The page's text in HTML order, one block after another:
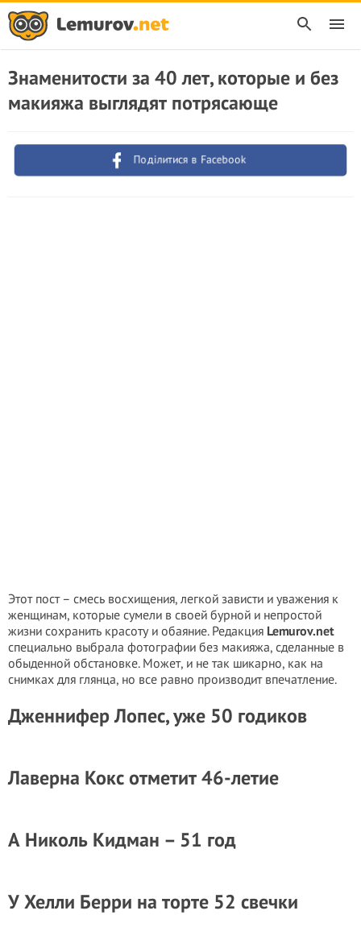
Знаменитости за 40 лет, которые и без
макияжа выглядят потрясающе
Поділитися в Facebook
Этот пост – смесь восхищения, легкой зависти и уважения к
женщинам, которые сумели в своей бурной и непростой
жизни сохранить красоту и обаяние. Редакция Lemurov.net
специально выбрала фотографии без макияжа, сделанные в
обыденной обстановке. Может, и не так шикарно, как на
снимках для глянца, но все равно производит впечатление.
Дженнифер Лопес, уже 50 годиков
Лаверна Кокс отметит 46-летие
А Николь Кидман – 51 год
У Хелли Берри на торте 52 свечки